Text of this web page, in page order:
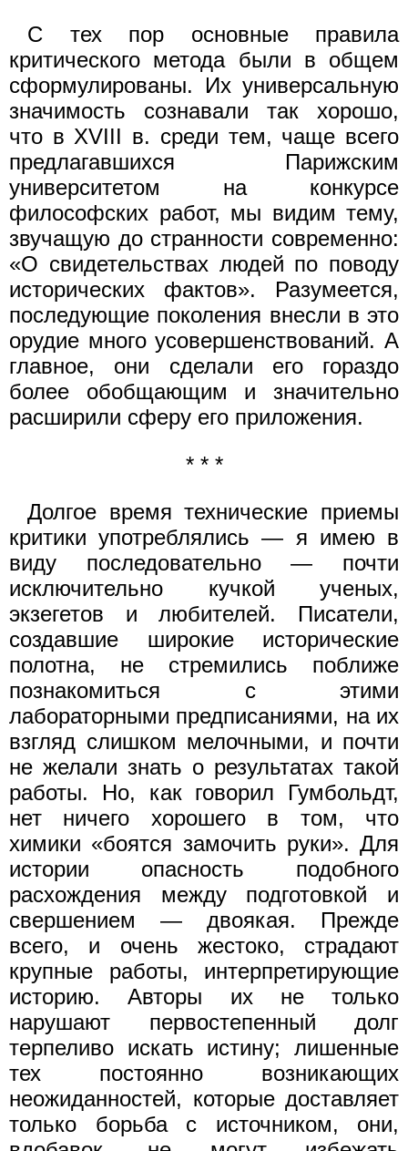
С тех пор основные правила
критического метода были в общем
сформулированы. Их универсальную
значимость сознавали так хорошо,
что в XVIII в. среди тем, чаще всего
предлагавшихся Парижским
университетом на конкурсе
философских работ, мы видим тему,
звучащую до странности современно:
«О свидетельствах людей по поводу
исторических фактов». Разумеется,
последующие поколения внесли в это
орудие много усовершенствований. А
главное, они сделали его гораздо
более обобщающим и значительно
расширили сферу его приложения.
* * *
Долгое время технические приемы
критики употреблялись — я имею в
виду последовательно — почти
исключительно кучкой ученых,
экзегетов и любителей. Писатели,
создавшие широкие исторические
полотна, не стремились поближе
познакомиться с этими
лабораторными предписаниями, на их
взгляд слишком мелочными, и почти
не желали знать о результатах такой
работы. Но, как говорил Гумбольдт,
нет ничего хорошего в том, что
химики «боятся замочить руки». Для
истории опасность подобного
расхождения между подготовкой и
свершением — двоякая. Прежде
всего, и очень жестоко, страдают
крупные работы, интерпретирующие
историю. Авторы их не только
нарушают первостепенный долг
терпеливо искать истину; лишенные
тех постоянно возникающих
неожиданностей, которые доставляет
только борьба с источником, они,